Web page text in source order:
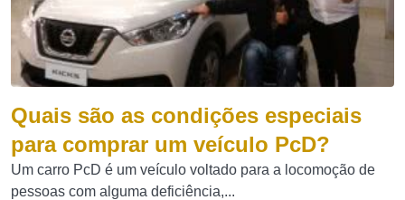
Quais são as condições especiais
para comprar um veículo PcD?
Um carro PcD é um veículo voltado para a locomoção de
pessoas com alguma deficiência,...